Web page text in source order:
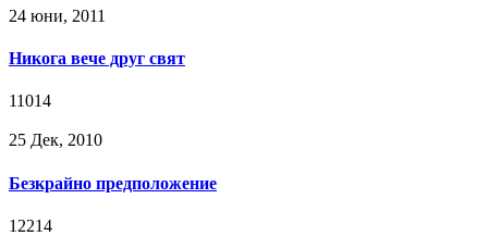
24 юни, 2011
Никога вече друг свят
11014
25 Дек, 2010
Безкрайно предположение
12214